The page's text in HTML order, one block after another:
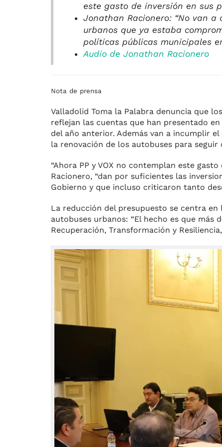
este gasto de inversión en sus
Jonathan Racionero: “No van
urbanos que ya estaba
políticas públicas municipales
Audio de Jonathan Racionero
Nota de prensa
Valladolid Toma la Palabra denuncia que
reflejan las cuentas que han presentado
del año anterior. Además van a incumplir
la renovación de los autobuses para
“Ahora PP y VOX no contemplan este
Racionero, “dan por suficientes las
Gobierno y que incluso criticaron tanto
La reducción del presupuesto se centra
autobuses urbanos: “El hecho es que más
Recuperación, Transformación y